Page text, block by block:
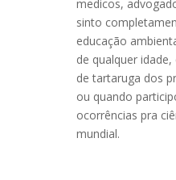
medicos,
sinto
educação
de qualquer
de tartaruga dos
ou quando
ocorrências pra
mundial.